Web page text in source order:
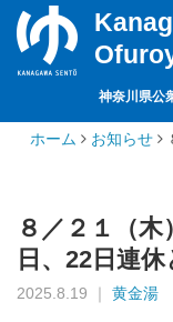
神奈川県公
ホーム お知らせ
８／２１（
日、22日連休
2025.8.19 ｜ 黄金湯